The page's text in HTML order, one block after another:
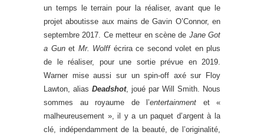
un temps le terrain pour la réaliser, avant que le
projet aboutisse aux mains de Gavin O’Connor, en
septembre 2017. Ce metteur en scène de Jane Got
a Gunet Mr. Wolffécrira ce second volet en plus
de le réaliser, pour une sortie prévue en 2019.
Warner mise aussi sur un spin-off axé sur Floy
Lawton, alias Deadshot, joué par Will Smith. Nous
sommes au royaume de l’entertainment et «
malheureusement », il y a un paquet d’argent à la
clé, indépendamment de la beauté, de l’originalité,